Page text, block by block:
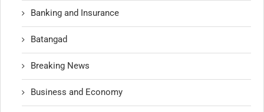
Banking and Insurance
Batangad
Breaking News
Business and Economy